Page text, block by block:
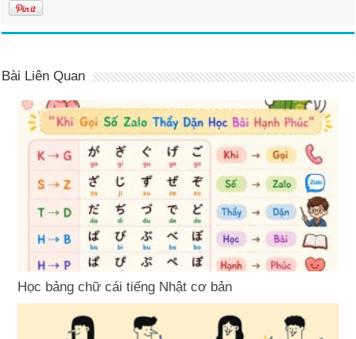
Bài Liên Quan
Học bảng chữ cái tiếng Nhật cơ bản